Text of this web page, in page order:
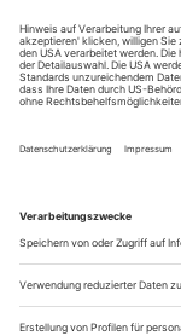
Vergiftetes Erbe
Dmitrij Gawrisch
Das Heilwasser
Fake News
ein junges
gegenwärtigen
Regisseurin Selen